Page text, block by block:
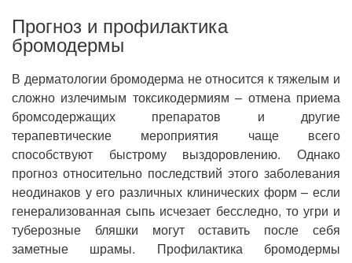
Прогноз и профилактика
бромодермы
В дерматологии бромодерма не относится к тяжелым и
сложно излечимым токсикодермиям – отмена приема
бромсодержащих препаратов и другие
терапевтические мероприятия чаще всего
способствуют быстрому выздоровлению. Однако
прогноз относительно последствий этого заболевания
неодинаков у его различных клинических форм – если
генерализованная сыпь исчезает бесследно, то угри и
туберозные бляшки могут оставить после себя
заметные шрамы. Профилактика бромодермы